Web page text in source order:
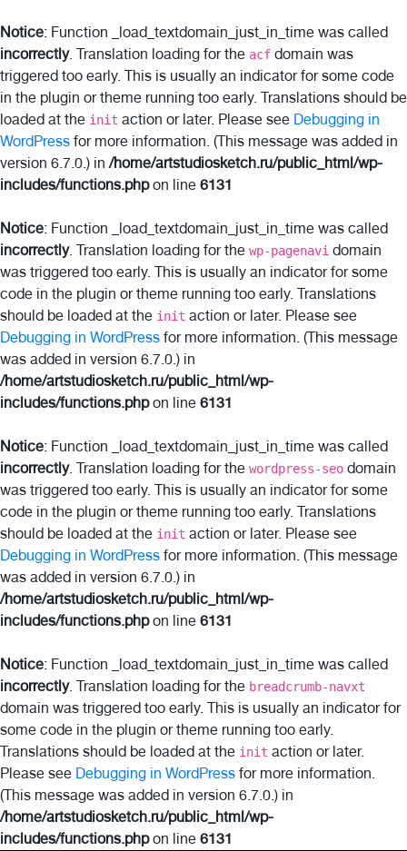
Notice: Function _load_textdomain_just_in_time was called
incorrectly. Translation loading for the acf domain was
triggered too early. This is usually an indicator for some code
in the plugin or theme running too early. Translations should be
loaded at the init action or later. Please see Debugging in
WordPress for more information. (This message was added in
version 6.7.0.) in/home/artstudiosketch.ru/public_html/wp-
includes/functions.phpon line 6131
Notice: Function _load_textdomain_just_in_time was called
incorrectly. Translation loading for the wp-pagenavi domain
was triggered too early. This is usually an indicator for some
code in the plugin or theme running too early. Translations
should be loaded at the init action or later. Please see
Debugging in WordPress for more information. (This message
was added in version 6.7.0.) in
/home/artstudiosketch.ru/public_html/wp-
includes/functions.phpon line 6131
Notice: Function _load_textdomain_just_in_time was called
incorrectly. Translation loading for the wordpress-seo domain
was triggered too early. This is usually an indicator for some
code in the plugin or theme running too early. Translations
should be loaded at the init action or later. Please see
Debugging in WordPress for more information. (This message
was added in version 6.7.0.) in
/home/artstudiosketch.ru/public_html/wp-
includes/functions.phpon line 6131
Notice: Function _load_textdomain_just_in_time was called
incorrectly. Translation loading for the breadcrumb-navxt
domain was triggered too early. This is usually an indicator for
some code in the plugin or theme running too early.
Translations should be loaded at the init action or later.
Please see Debugging in WordPress for more information.
(This message was added in version 6.7.0.) in
/home/artstudiosketch.ru/public_html/wp-
includes/functions.phpon line 6131